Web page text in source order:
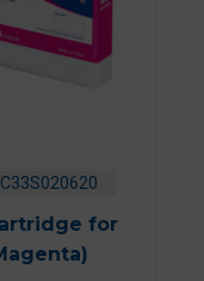
C33S020620
for